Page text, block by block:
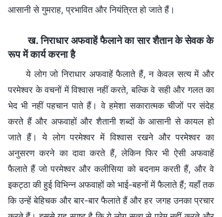
आसानी से गुमराह, प्रभावित और नियंत्रित हो जाते हैं।
ख. निराधार अफवाहें फैलाने का सार शैतान के सेवक के
रूप में कार्य करना है
ये लोग जो निराधार अफवाहें फैलाते हैं, न केवल सत्य में और
परमेश्वर के वचनों में विश्वास नहीं करते, बल्कि वे सही और गलत का
भेद भी नहीं पहचान पाते हैं। वे हमेशा सकारात्मक चीजों पर संदेह
करते हैं और अफवाहों और शैतानी शब्दों के आसानी से कायल हो
जाते हैं। ये लोग परमेश्वर में विश्वास रखने और परमेश्वर का
अनुसरण करने का दावा करते हैं, लेकिन फिर भी ऐसी अफवाहें
फैलाते हैं जो परमेश्वर और कलीसिया को बदनाम करती हैं, और वे
इकट्ठा की हुई विभिन्न अफवाहों को भाई-बहनों में फैलाते हैं; यहाँ तक
कि उन्हें बेहिचक और बार-बार फैलाते हैं और हर जगह उनका प्रचार